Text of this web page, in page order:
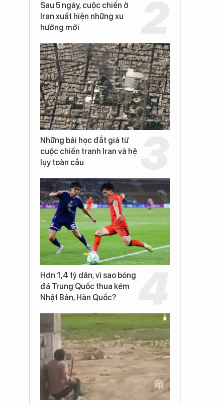
Sau 5 ngày, cuộc chiến ở
Iran xuất hiện những xu
hướng mới
Những bài học đắt giá từ
cuộc chiến tranh Iran và hệ
lụy toàn cầu
Hơn 1,4 tỷ dân, vì sao bóng
đá Trung Quốc thua kém
Nhật Bản, Hàn Quốc?